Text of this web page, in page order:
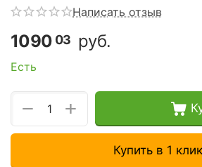
Написать отзыв
1090 03 руб.
Есть
+
−
Купить в 1 клик